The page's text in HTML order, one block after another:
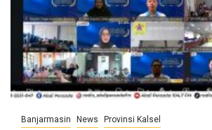
Banjarmasin News Provinsi Kalsel